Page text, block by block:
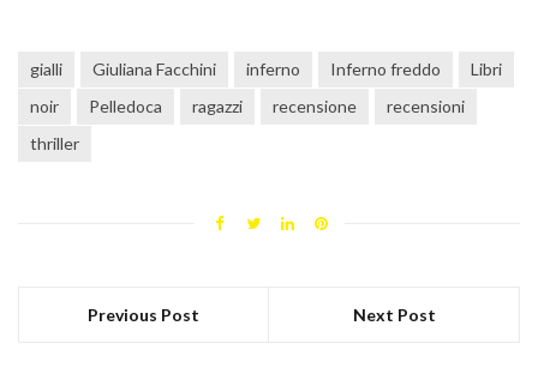
gialli Giuliana Facchini inferno Inferno freddo
Libri
noir
Pelledoca ragazzi recensione
recensioni
thriller
Previous Post Next Post